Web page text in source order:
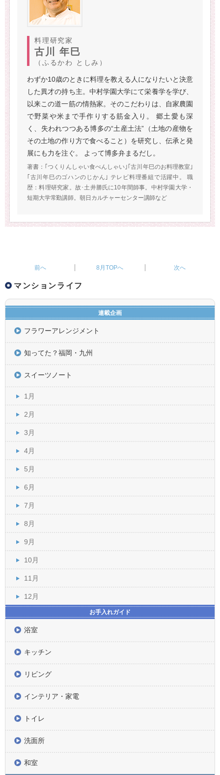
料理研究家
古川 年巳
（ふるかわ としみ）
わずか10歳のときに料理を教える人になりたいと決意
した異才の持ち主。中村学園大学にて栄養学を学び、
以来この道一筋の情熱家。そのこだわりは、自家農園
で野菜や米まで手作りする筋金入り。 郷土愛も深
く、失われつつある博多の“土産土法”（土地の産物を
その土地の作り方で食べること）を研究し、伝承と発
展にも力を注ぐ。 よって博多弁まるだし。
著書：｢つくりんしゃい食べんしゃい｣｢古川年巳のお料理教室｣
｢古川年巳のゴハンのじかん｣ テレビ料理番組で活躍中。 職
歴：料理研究家。故･土井勝氏に10年間師事。中村学園大学・
短期大学常勤講師。朝日カルチャーセンター講師など
8月TOPへ
マンションライフ
連載企画
フラワーアレンジメント
知ってた？福岡・九州
スイーツノート
1月
2月
3月
4月
5月
6月
7月
8月
9月
10月
11月
12月
お手入れガイド
浴室
キッチン
リビング
インテリア・家電
トイレ
洗面所
和室